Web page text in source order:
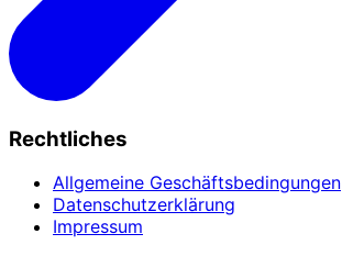
Rechtliches
Allgemeine Geschäftsbedingungen
Datenschutzerklärung
Impressum